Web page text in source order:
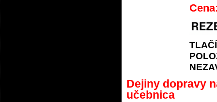
Dejiny dopravy
učebnica